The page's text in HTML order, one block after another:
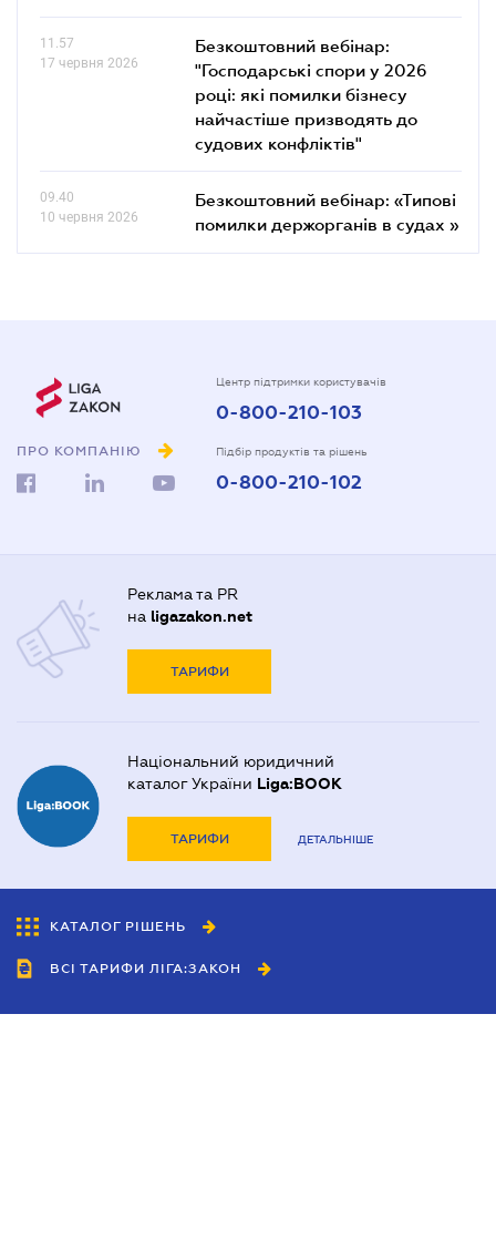
11.57
17 червня 2026
Безкоштовний вебінар:
"Господарські спори у 2026
році: які помилки бізнесу
найчастіше призводять до
судових конфліктів"
09.40
10 червня 2026
Безкоштовний вебінар: «Типові
помилки держорганів в судах »
ПРО КОМПАНІЮ
Центр підтримки користувачів
0-800-210-103
Підбір продуктів та рішень
0-800-210-102
Реклама та PR
на ligazakon.net
ТАРИФИ
Національний юридичний
каталог України Liga:BOOK
ТАРИФИ ДЕТАЛЬНІШЕ
КАТАЛОГ РІШЕНЬ
ВСІ ТАРИФИ ЛІГА:ЗАКОН